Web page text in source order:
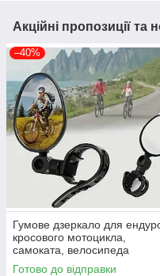
Акційні пропозиції та
–40%
Гумове дзеркало для
кросового мотоцикла,
самоката, велосипеда
квадроцикла на ремені овал
Готово до відправки